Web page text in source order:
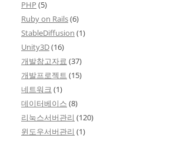
PHP (5)
Ruby on Rails(6)
StableDiffusion (1)
Unity3D(16)
개발참고자료 (37)
개발프로젝트 (15)
네트워크 (1)
데이터베이스 (8)
리눅스서버관리 (120)
윈도우서버관리 (1)